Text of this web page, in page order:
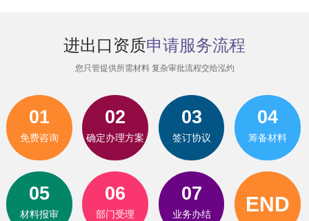
进出口资质申请服务流程
您只管提供所需材料 复杂审批流程交给泓灼
免费咨询
01 02
确定办理方案 签订协议
03 04
筹备材料
材料报审
05 06
部门受理 业务办结
07 END